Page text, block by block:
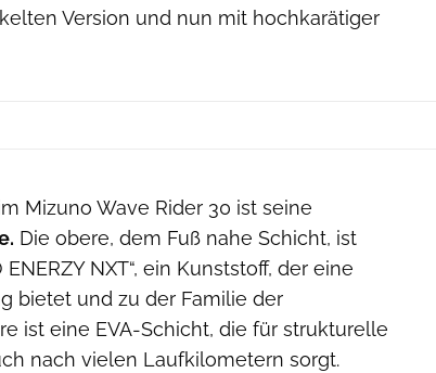
Version und nun mit hochkarätiger
Mizuno Wave Rider 30 ist seine
Die obere, dem Fuß nahe Schicht, ist
NXT“, ein Kunststoff, der eine
bietet und zu der Familie der
ist eine EVA-Schicht, die für strukturelle
nach vielen Laufkilometern sorgt.